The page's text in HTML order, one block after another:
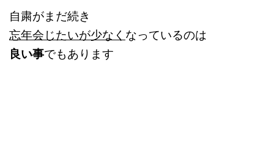
自粛がまだ続き
忘年会じたいが少なく なっているのは
良い事でもあります